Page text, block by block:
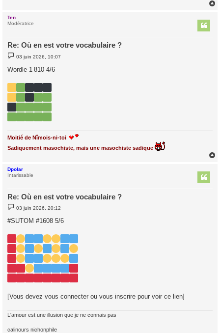
Ten
Modératrice
Re: Où en est votre vocabulaire ?
M
e
s
g
03 juin 2026, 10:07
Wordle 1 810 4/6
Moitié de Nîmois-ni-toi
Sadiquement masochiste, mais une masochiste sadique
Dpolar
Intarissable
Re: Où en est votre vocabulaire ?
M
e
s
s
g
e
03 juin 2026, 20:12
#SUTOM #1608 5/6
[Vous devez vous connecter ou vous inscrire pour voir ce lien]
L'amour est une illusion que je ne connais pas
calinours nichonphile